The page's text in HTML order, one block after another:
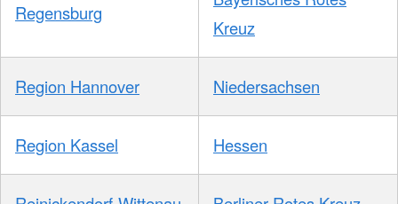
Regensburg
Kreuz
Region Hannover Niedersachsen
Region Kassel Hessen